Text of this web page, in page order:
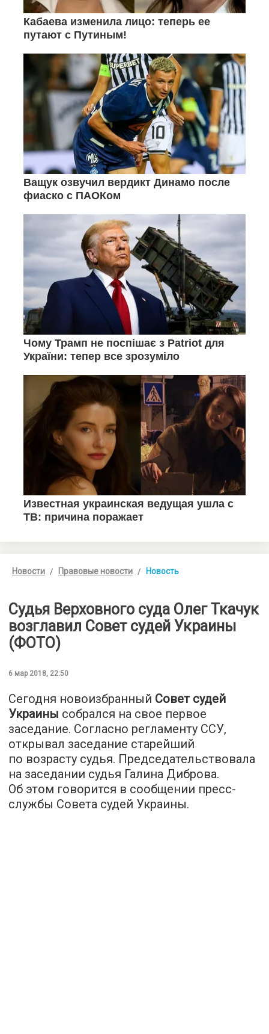
Новости Правовые новости Новость
Судья Верховного суда Олег Ткачук
возглавил Совет судей Украины
(ФОТО)
6 мар 2018, 22:50
Сегодня новоизбранный Совет судей
Украины собрался на свое первое
заседание. Согласно регламенту ССУ,
открывал заседание старейший
по возрасту судья. Председательствовала
на заседании судья Галина Диброва.
Об этом говорится в сообщении пресс-
службы Совета судей Украины.